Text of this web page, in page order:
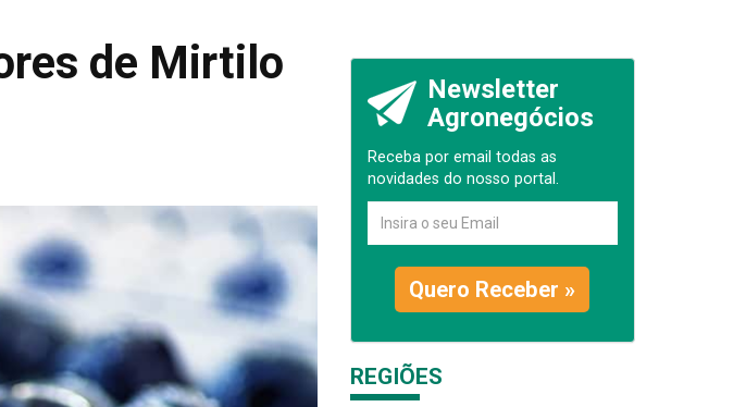
de Mirtilo
Newsletter
Agronegócios
Receba por email todas as
novidades do nosso portal.
Quero Receber »
REGIÕES